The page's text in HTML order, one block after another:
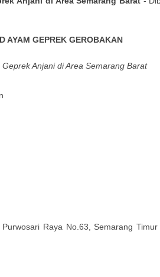
AYAM GEPREK GEROBAKAN
Anjani di Area Semarang Barat
Raya No.63, Semarang